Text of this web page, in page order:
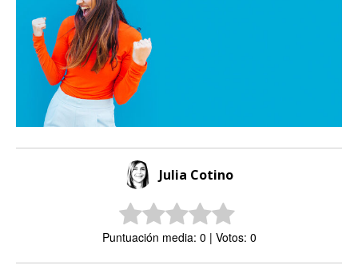
Julia Cotino
Puntuación media: 0 | Votos: 0